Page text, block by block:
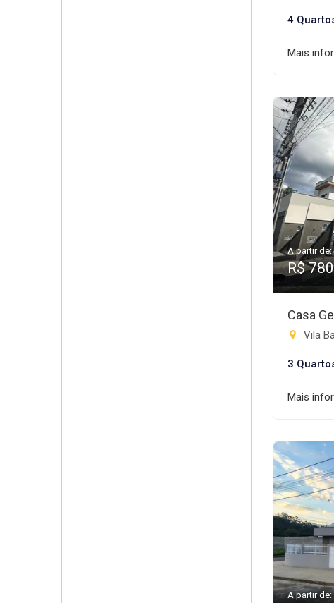
4
Mais
A partir de:
R$
Casa
Vila
3
Mais
A partir de: